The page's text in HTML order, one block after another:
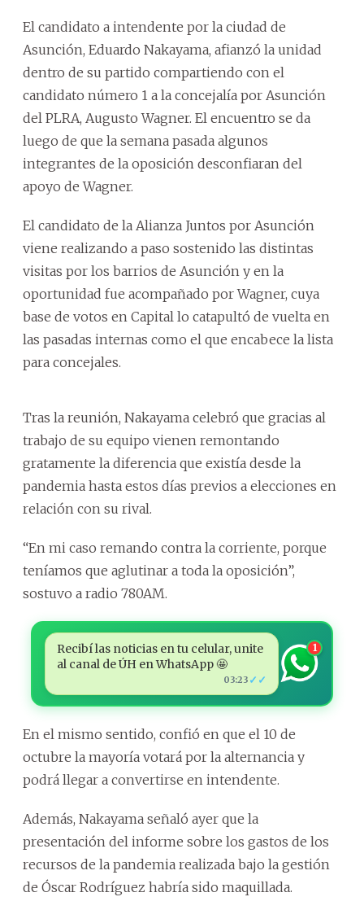
El candidato a intendente por la ciudad de
Asunción, Eduardo Nakayama, afianzó la unidad
dentro de su partido compartiendo con el
candidato número 1 a la concejalía por Asunción
del PLRA, Augusto Wagner. El encuentro se da
luego de que la semana pasada algunos
integrantes de la oposición desconfiaran del
apoyo de Wagner.
El candidato de la Alianza Juntos por Asunción
viene realizando a paso sostenido las distintas
visitas por los barrios de Asunción y en la
oportunidad fue acompañado por Wagner, cuya
base de votos en Capital lo catapultó de vuelta en
las pasadas internas como el que encabece la lista
para concejales.
Tras la reunión, Nakayama celebró que gracias al
trabajo de su equipo vienen remontando
gratamente la diferencia que existía desde la
pandemia hasta estos días previos a elecciones en
relación con su rival.
“En mi caso remando contra la corriente, porque
teníamos que aglutinar a toda la oposición”,
sostuvo a radio 780AM.
Recibí las noticias en tu celular, unite
al canal de ÚH en WhatsApp 🤩
03:23 ✓✓
1
En el mismo sentido, confió en que el 10 de
octubre la mayoría votará por la alternancia y
podrá llegar a convertirse en intendente.
Además, Nakayama señaló ayer que la
presentación del informe sobre los gastos de los
recursos de la pandemia realizada bajo la gestión
de Óscar Rodríguez habría sido maquillada.